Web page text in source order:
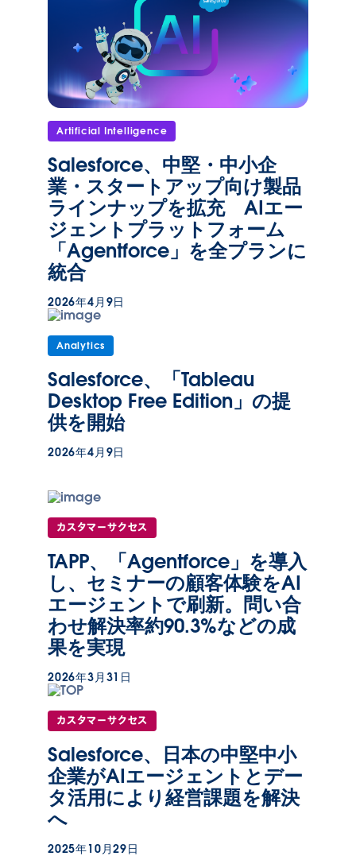
Artificial Intelligence
Salesforce、中堅・中小企
業・スタートアップ向け製品
ラインナップを拡充 AIエー
ジェントプラットフォーム
「Agentforce」を全プランに
統合
2026年4月9日
Analytics
Salesforce、「Tableau
Desktop Free Edition」の提
供を開始
2026年4月9日
カスタマーサクセス
TAPP、「Agentforce」を導入
し、セミナーの顧客体験をAI
エージェントで刷新。問い合
わせ解決率約90.3%などの成
果を実現
2026年3月31日
カスタマーサクセス
Salesforce、日本の中堅中小
企業がAIエージェントとデー
タ活用により経営課題を解決
へ
2025年10月29日